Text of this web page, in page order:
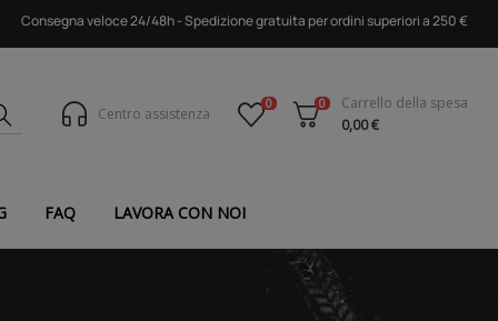
Consegna veloce 24/48h - Spedizione gratuita per ordini superiori a 250 €
Centro assistenza
0 0
Carrello della spesa
0,00 €
FAQ LAVORA CON NOI